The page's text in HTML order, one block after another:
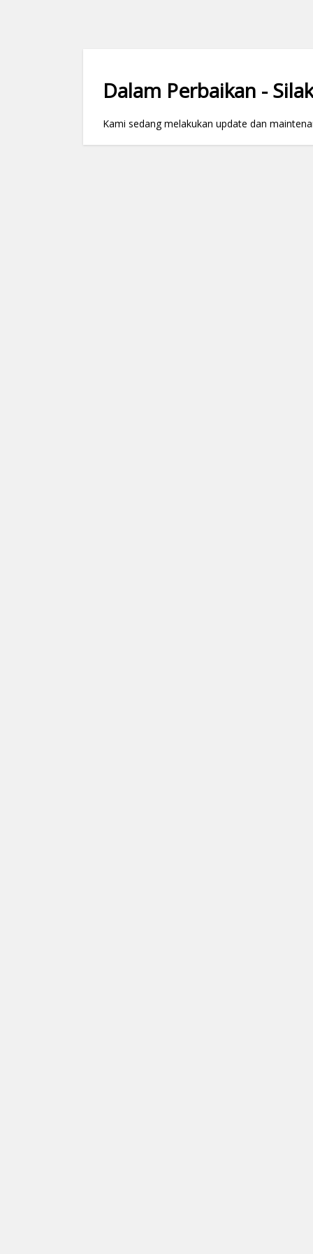
Dalam Perbaikan -
Kami sedang melakukan update dan